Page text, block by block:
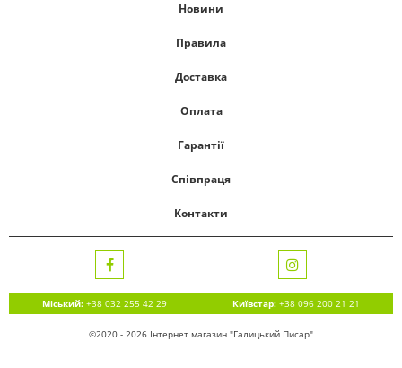
Новини
Правила
Доставка
Оплата
Гарантії
Співпраця
Контакти
Міський: +38 032 255 42 29 Київстар:+38 096 200 21 21
©2020 - 2026 Інтернет магазин "Галицький Писар"